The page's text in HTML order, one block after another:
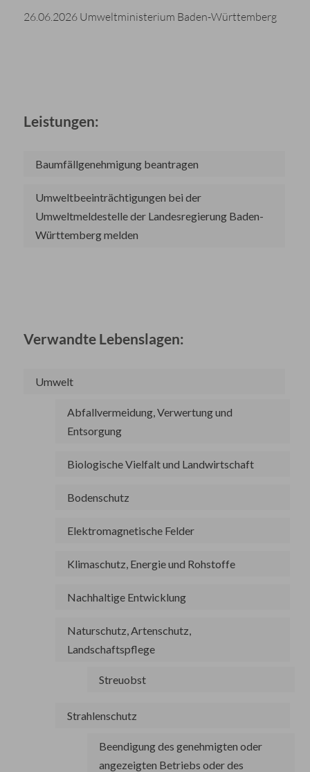
26.06.2026 Umweltministerium Baden-Württemberg
Leistungen:
Baumfällgenehmigung beantragen
Umweltbeeinträchtigungen bei der
Umweltmeldestelle der Landesregierung Baden-
Württemberg melden
Verwandte Lebenslagen:
Umwelt
Abfallvermeidung, Verwertung und
Entsorgung
Biologische Vielfalt und Landwirtschaft
Bodenschutz
Elektromagnetische Felder
Klimaschutz, Energie und Rohstoffe
Nachhaltige Entwicklung
Naturschutz, Artenschutz,
Landschaftspflege
Streuobst
Strahlenschutz
Beendigung des genehmigten oder
angezeigten Betriebs oder des